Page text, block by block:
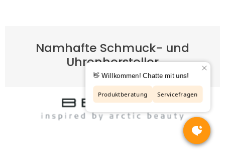
Namhafte Schmuck- und
Uhrenhersteller